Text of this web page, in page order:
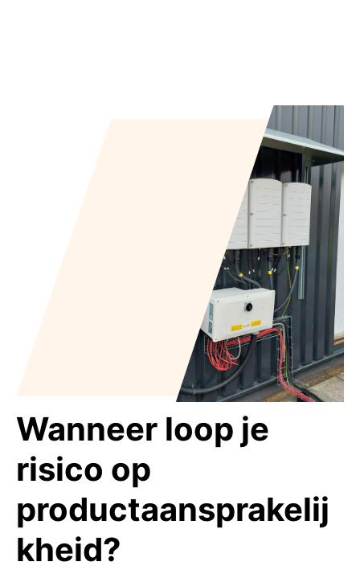
Wanneer loop je
risico op
productaansprakelij
kheid?